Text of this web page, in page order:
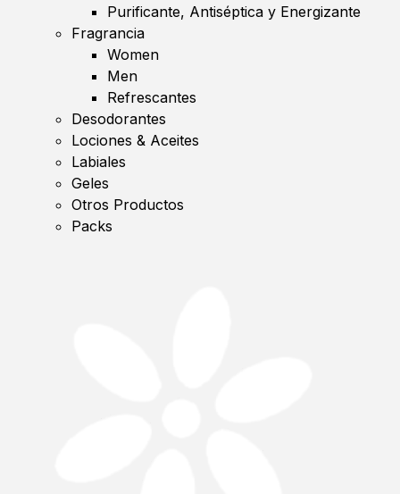
Purificante, Antiséptica y Energizante
Fragrancia
Women
Men
Refrescantes
Desodorantes
Lociones & Aceites
Labiales
Geles
Otros Productos
Packs